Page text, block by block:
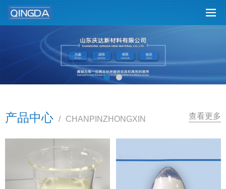
产品中心 / CHANPINZHONGXIN 查看更多